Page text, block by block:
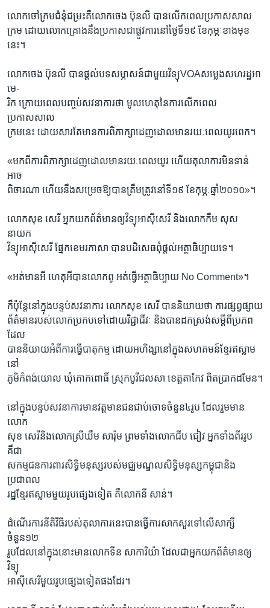
ទំព័រ​
ភាសា
លោកចៅក្រមជំនុំជម្រះគឺលោកចេង ប៊ុនលី បានលើកពេលប្រកាសសាល
ក្រម ដោយលោកគ្រោងនឹងប្រកាសជាផ្លូវការនៅថ្ងៃទី១៩ ខែកុម្ភៈខាងមុខ
នេះ។
លោកចេង ប៊ុនលី បានផ្តល់បទសម្ភាសន៍ជាមួយវិទ្យុVOAសម្លេងសហរដ្ឋអា
មេ-
រិក ក្រោយពេលបញ្ចប់សវនាការថា មូលហេតុនៃការលើកពេល
ប្រកាសសាល
ក្រមនេះ ដោយសារតែមានការពិភាក្សាដេញដោលមានរយៈពេលយូរពេក។
«មកពីការពិភាក្សាដេញដោលមានរយៈពេលយូរ ហើយតុលាការមិនទាន់
អាច
ពិចារណា ហើយនឹងសម្រេចឱ្យបានត្រឹមត្រូវនៅទី១៩ ខែកុម្ភៈឆ្នាំ២០១០»។
លោកសុខ សេរី អ្នកយកព័ត៌មានឲ្យវិទ្យុអាស៊ីសេរី និងលោកកឹម សុស
នាយក
វិទ្យុអាស៊ីសេរី ផ្នែកខេមរភាសា បានបដិសេធពុំផ្តល់អត្ថាធិប្បាយទេ។
«អត់មានអី ហេតុអីបានលោកពូ អត់ធ្វើអត្ថាធិប្បាយ No Comment»។
ក៏ប៉ុន្តែនៅក្នុងបន្ទប់សវនាការ លោកសុខ សេរី បាននិយាយថា ការផ្សព្វផ្សាយ
ព័ត៌មានរបស់លោកប្រកបទៅដោយវិជ្ជាជីវៈ និងបានដកស្រង់សម្តីពីប្រភព
ដែល
បាននិយាយអំពីការធ្វើបាតុកម្ម ដោយអហិង្សានៅក្នុងសហគមន៍ខ្មែរឥស្លាម
នៅ
ភូមិកំពង់យោល ឃុំគោកពោធិ៍ ស្រុកបូរីជលសា ខេត្តតាកែវ ពិតប្រាកដមែន។
នៅក្នុងបន្ទប់សវនាការមានវត្តមានជនជាប់ចោទចំនួន៤រូប ដែលរួមមាន
លោក
សុខ សេរីនិងលោកស្រីឃឹម សារ៉ុម ព្រមទាំងលោកជីប ជៀវ អ្នកទាំងពីររូប
គឺជា
សកម្មជនការពារសិទ្ធិមនុស្សរបស់មជ្ឈមណ្ឌលសិទ្ធិមនុស្សកម្ពុជានិង
ប្រជាពល
រដ្ឋខ្មែរឥស្លាមមួយរូបផ្សេងទៀត គឺលោកនី សាន់។
ដំណើរការនីតិវិធីរបស់តុលាការនេះបានធ្វើការសាកសួរទៅលើសាក្សី
ចំនួន១២
រូបដែលនៅក្នុងនោះមានលោកទីន សាការិយ៉ា ដែលជាអ្នកយកព័ត៌មានឲ្យ
វិទ្យុ
អាស៊ីសេរីមួយរូបផ្សេងទៀតផងដែរ។